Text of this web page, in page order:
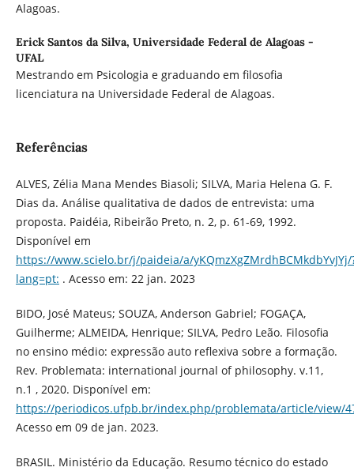
Alagoas.
Erick Santos da Silva, Universidade Federal de Alagoas -
UFAL
Mestrando em Psicologia e graduando em filosofia
licenciatura na Universidade Federal de Alagoas.
Referências
ALVES, Zélia Mana Mendes Biasoli; SILVA, Maria Helena G. F.
Dias da. Análise qualitativa de dados de entrevista: uma
proposta. Paidéia, Ribeirão Preto, n. 2, p. 61-69, 1992.
Disponível em
https://www.scielo.br/j/paideia/a/yKQmzXgZMrdhBCMkdbYvJYj/
lang=pt: . Acesso em: 22 jan. 2023
BIDO, José Mateus; SOUZA, Anderson Gabriel; FOGAÇA,
Guilherme; ALMEIDA, Henrique; SILVA, Pedro Leão. Filosofia
no ensino médio: expressão auto reflexiva sobre a formação.
Rev. Problemata: international journal of philosophy. v.11,
n.1 , 2020. Disponível em:
https://periodicos.ufpb.br/index.php/problemata/article/view/
Acesso em 09 de jan. 2023.
BRASIL. Ministério da Educação. Resumo técnico do estado